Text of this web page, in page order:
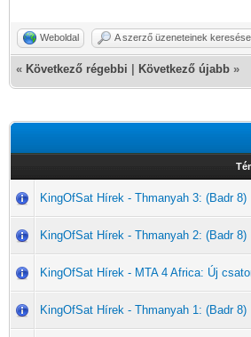
Weboldal A szerző üzeneteinek keresése
« Következő régebbi Következő újabb »
KingOfSat Hírek - Thmanyah 3: (Badr 8)
KingOfSat Hírek - Thmanyah 2: (Badr 8)
KingOfSat Hírek - MTA 4 Africa: Új
KingOfSat Hírek - Thmanyah 1: (Badr 8)